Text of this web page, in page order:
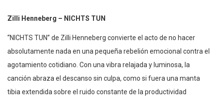
Zilli Henneberg – NICHTS TUN
“NICHTS TUN” de Zilli Henneberg convierte el acto de no hacer
absolutamente nada en una pequeña rebelión emocional contra el
agotamiento cotidiano. Con una vibra relajada y luminosa, la
canción abraza el descanso sin culpa, como si fuera una manta
tibia extendida sobre el ruido constante de la productividad